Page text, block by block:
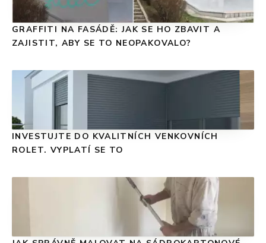
GRAFFITI NA FASÁDĚ: JAK SE HO ZBAVIT A
ZAJISTIT, ABY SE TO NEOPAKOVALO?
INVESTUJTE DO KVALITNÍCH VENKOVNÍCH
ROLET. VYPLATÍ SE TO